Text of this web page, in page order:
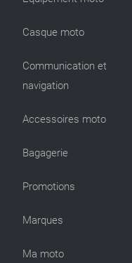
Casque moto
Communication et
navigation
Accessoires moto
Bagagerie
Promotions
Marques
Ma moto